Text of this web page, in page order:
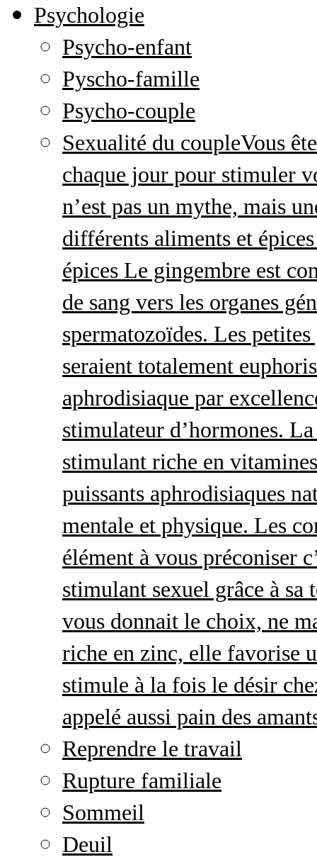
Psychologie
Psycho-enfant
Pyscho-famille
Psycho-couple
Sexualité du coupleVous
chaque jour pour stimuler
n’est pas un mythe, mais
différents aliments et
épices Le gingembre est
de sang vers les organes
spermatozoïdes. Les
seraient totalement
aphrodisiaque par
stimulateur d’hormones.
stimulant riche en
puissants aphrodisiaques
mentale et physique. Les
élément à vous préconiser
stimulant sexuel grâce à sa
vous donnait le choix, ne
riche en zinc, elle favorise
stimule à la fois le désir
appelé aussi pain des
Reprendre le travail
Rupture familiale
Sommeil
Deuil